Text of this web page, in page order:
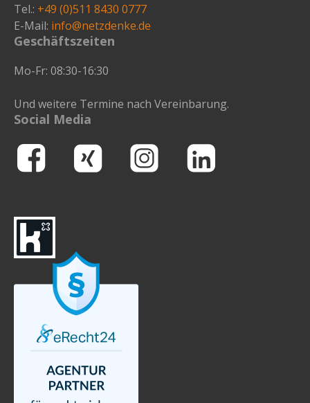
Tel.: +49 (0)511 8430 0777
E-Mail: info@netzdenke.de
Geschäftszeiten
Mo-Fr: 08:30-16:30
Und weitere Termine nach Vereinbarung.
Social Media